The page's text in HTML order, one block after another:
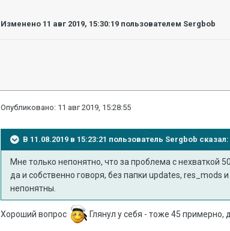
Изменено 11 авг 2019, 15:30:19 пользователем Sergbob
Опубликовано: 11 авг 2019, 15:28:55
В 11.08.2019 в 15:23:21 пользователь Sergbob сказал:
Мне только непонятно, что за проблема с нехваткой
да и собственно говоря, без папки updates,
непонятны.
Хороший вопрос Глянул у себя - тоже 45 примерно,